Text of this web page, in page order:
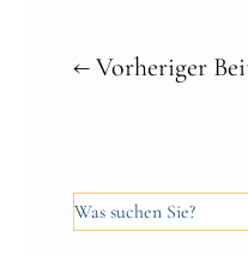
←Vorheriger